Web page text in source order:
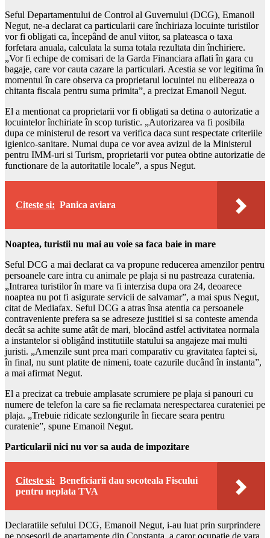
Seful Departamentului de Control al Guvernului (DCG), Emanoil
Negut, ne-a declarat ca particularii care închiriaza locuinte turistilor
vor fi obligati ca, începând de anul viitor, sa plateasca o taxa
forfetara anuala, calculata la suma totala rezultata din închiriere.
„Vor fi echipe de comisari de la Garda Financiara aflati în gara cu
bagaje, care vor cauta cazare la particulari. Acestia se vor legitima în
momentul în care observa ca proprietarul locuintei nu elibereaza o
chitanta fiscala pentru suma primita”, a precizat Emanoil Negut.
El a mentionat ca proprietarii vor fi obligati sa detina o autorizatie a
locuintelor închiriate în scop turistic. „Autorizarea va fi posibila
dupa ce ministerul de resort va verifica daca sunt respectate criteriile
igienico-sanitare. Numai dupa ce vor avea avizul de la Ministerul
pentru IMM-uri si Turism, proprietarii vor putea obtine autorizatie de
functionare de la autoritatile locale”, a spus Negut.
Citeste si: Panica aviara
Noaptea, turistii nu mai au voie sa faca baie in mare
Seful DCG a mai declarat ca va propune reducerea amenzilor pentru
persoanele care intra cu animale pe plaja si nu pastreaza curatenia.
„Intrarea turistilor în mare va fi interzisa dupa ora 24, deoarece
noaptea nu pot fi asigurate servicii de salvamar”, a mai spus Negut,
citat de Mediafax. Seful DCG a atras însa atentia ca persoanele
contraveniente prefera sa se adreseze justitiei si sa conteste amenda
decât sa achite sume atât de mari, blocând astfel activitatea normala
a instantelor si obligând institutiile statului sa angajeze mai multi
juristi. „Amenzile sunt prea mari comparativ cu gravitatea faptei si,
în final, nu sunt platite de nimeni, toate cazurile ducând în instanta”,
a mai afirmat Negut.
El a precizat ca trebuie amplasate scrumiere pe plaja si panouri cu
numere de telefon la care sa fie reclamata nerespectarea curateniei pe
plaja. „Trebuie ridicate sezlongurile în fiecare seara pentru
curatenie”, spune Emanoil Negut.
Particularii nici nu vor sa auda de impozitare
Citeste si: Beneficiarii dau socoteala Fiscului
pentru neplata TVA
Declaratiile sefului DCG, Emanoil Negut, i-au luat prin surprindere
pe posesorii de apartamente din Constanta, a caror ocupatie de vara